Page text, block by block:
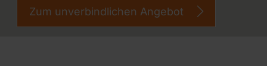
Zum unverbindlichen Angebot